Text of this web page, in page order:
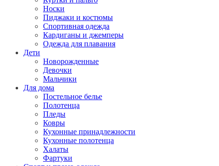
Носки
Пиджаки и костюмы
Спортивная одежда
Кардиганы и джемперы
Одежда для плавания
Дети
Новорожденные
Девочки
Мальчики
Для дома
Постельное белье
Полотенца
Пледы
Ковры
Кухонные принадлежности
Кухонные полотенца
Халаты
Фартуки